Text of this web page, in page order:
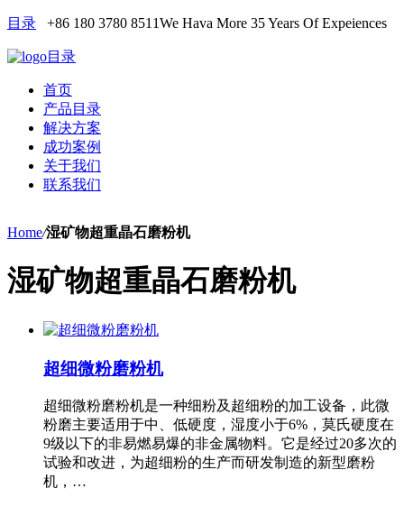
目录 +86 180 3780 8511We Hava More 35 Years Of Expeiences
目录
首页
产品目录
解决方案
成功案例
关于我们
联系我们
Home/湿矿物超重晶石磨粉机
湿矿物超重晶石磨粉机
超细微粉磨粉机
超细微粉磨粉机是一种细粉及超细粉的加工设备，此微
粉磨主要适用于中、低硬度，湿度小于6%，莫氏硬度在
9级以下的非易燃易爆的非金属物料。它是经过20多次的
试验和改进，为超细粉的生产而研发制造的新型磨粉
机，…